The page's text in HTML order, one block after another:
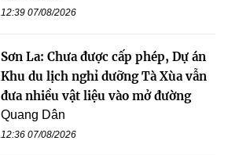
12:39 07/08/2026
Sơn La: Chưa được cấp phép, Dự án
Khu du lịch nghỉ dưỡng Tà Xùa vẫn
đưa nhiều vật liệu vào mở đường
Quang Dân
12:36 07/08/2026